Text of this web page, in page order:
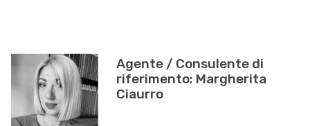
Consulente di
riferimento: Margherita
Ciaurro